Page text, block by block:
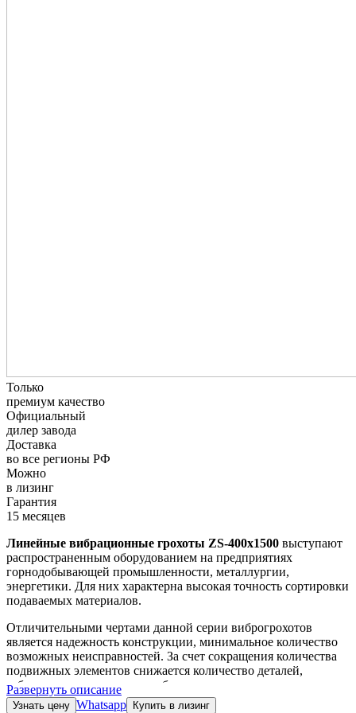
Только
премиум качество
Официальный
дилер завода
Доставка
во все регионы РФ
Можно
в лизинг
Гарантия
15 месяцев
Линейные вибрационные грохоты ZS-400х1500 выступают
распространенным оборудованием на предприятиях
горнодобывающей промышленности, металлургии,
энергетики. Для них характерна высокая точность сортировки
подаваемых материалов.
Отличительными чертами данной серии виброгрохотов
является надежность конструкции, минимальное количество
возможных неисправностей. За счет сокращения количества
подвижных элементов снижается количество деталей,
себестоимость содержания оборудования, упрощается
техническое обслуживание без потери качества работы по
Развернуть описание
Узнать цену Whatsapp Купить в лизинг